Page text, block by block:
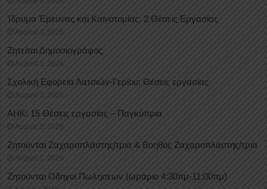
Ίδρυμα Έρευνας και Καινοτομίας: 2 Θέσεις Εργασίας
August 3, 2026
Ζητείται Δημοσιογράφος
August 3, 2026
Σχολική Εφορεία Λατσιών-Γερίου: Θέσεις εργασίας
August 3, 2026
ΑΗΚ: 15 Θέσεις εργασίας – Παγκύπρια
August 3, 2026
Ζητούνται Ζαχαροπλάστης/τρια & Βοηθός Ζαχαροπλάστης/τρια
August 1, 2026
Ζητούνται Οδηγοί Πωλήσεων (ωράριο 4:30πμ-11:00πμ)